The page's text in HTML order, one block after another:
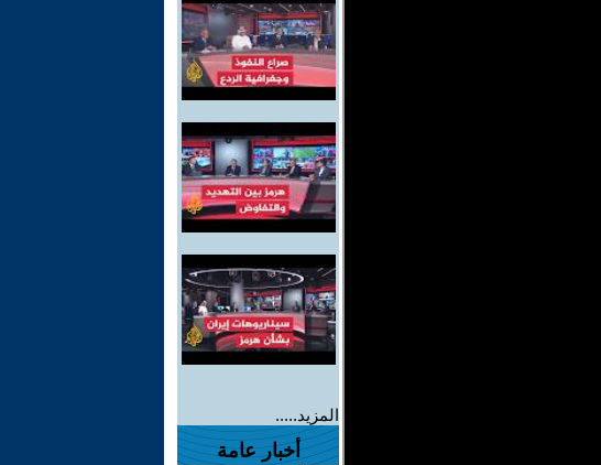
المزيد.....
أخبار عامة